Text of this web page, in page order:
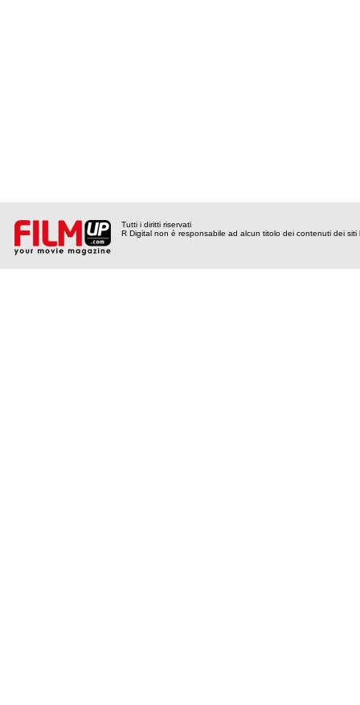
Tutti i diritti riservati
R Digital non è responsabile ad alcun titolo dei contenuti dei siti